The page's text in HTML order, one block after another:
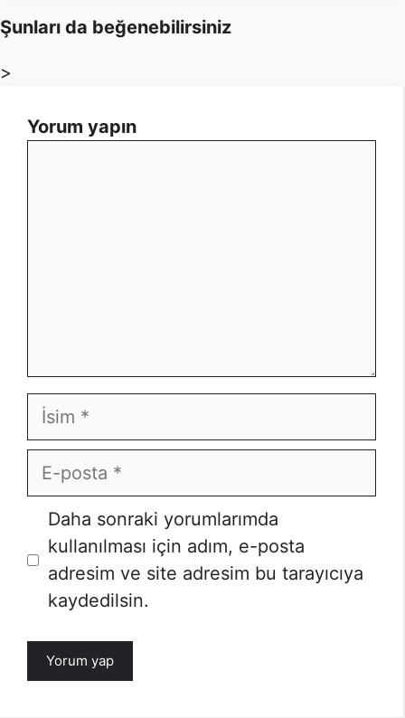
Şunları da beğenebilirsiniz
>
Yorum yapın
İsim
E-
posta
Daha sonraki yorumlarımda
kullanılması için adım, e-posta
adresim ve site adresim bu tarayıcıya
kaydedilsin.